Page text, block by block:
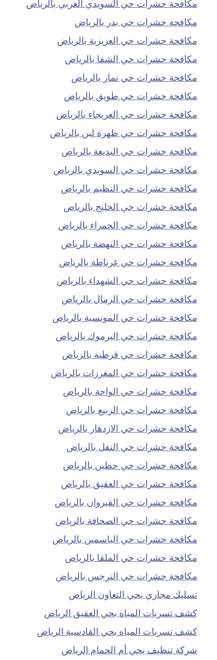
مكافحة حشرات حي بدر بالرياض
مكافحة حشرات حي العزيزية بالرياض
مكافحة حشرات حي الشفا بالرياض
مكافحة حشرات حي نمار بالرياض
مكافحة حشرات حي طويق بالرياض
مكافحة حشرات حي العريجاء بالرياض
مكافحة حشرات حي ظهرة لبن بالرياض
مكافحة حشرات حي البديعة بالرياض
مكافحة حشرات حي السويدي بالرياض
مكافحة حشرات حي النظيم بالرياض
مكافحة حشرات حي الخليج بالرياض
مكافحة حشرات حي الحمراء بالرياض
مكافحة حشرات حي النهضة بالرياض
مكافحة حشرات حي غرناطة بالرياض
مكافحة حشرات حي الشهداء بالرياض
مكافحة حشرات حي الرمال بالرياض
مكافحة حشرات حي المونسية بالرياض
مكافحة حشرات حي اليرموك بالرياض
مكافحة حشرات حي قرطبة بالرياض
مكافحة حشرات حي المغرزات بالرياض
مكافحة حشرات حي الواحة بالرياض
مكافحة حشرات حي الربيع بالرياض
مكافحة حشرات حي الازدهار بالرياض
مكافحة حشرات حي النفل بالرياض
مكافحة حشرات حي حطين بالرياض
مكافحة حشرات حي العقيق بالرياض
مكافحة حشرات حي القيروان بالرياض
مكافحة حشرات حي الصحافة بالرياض
مكافحة حشرات حي الياسمين بالرياض
مكافحة حشرات حي الملقا بالرياض
مكافحة حشرات حي النرجس بالرياض
تسليك مجاري بحي التعاون الرياض
كشف تسربات المياه بحي العقيق الرياض
كشف تسربات المياه بحي القادسية الرياض
شركة تنظيف بحي أم الحمام الرياض